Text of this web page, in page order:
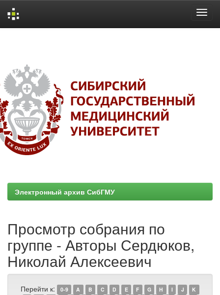
Электронный архив СибГМУ
Просмотр собрания по
группе - Авторы Сердюков,
Николай Алексеевич
Перейти к: 0-9 A B C D E F G H I J
K